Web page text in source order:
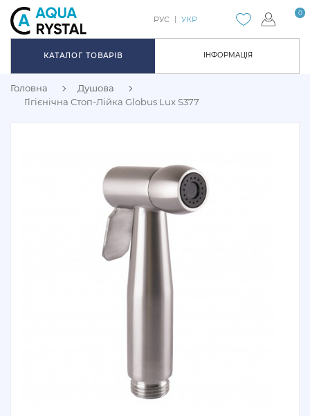
ІНФОРМАЦІЯ
0
РУС УКР
КАТАЛОГ ТОВАРІВ
Головна
Душова
Гігієнічна Стоп-Лійка Globus Lux S377